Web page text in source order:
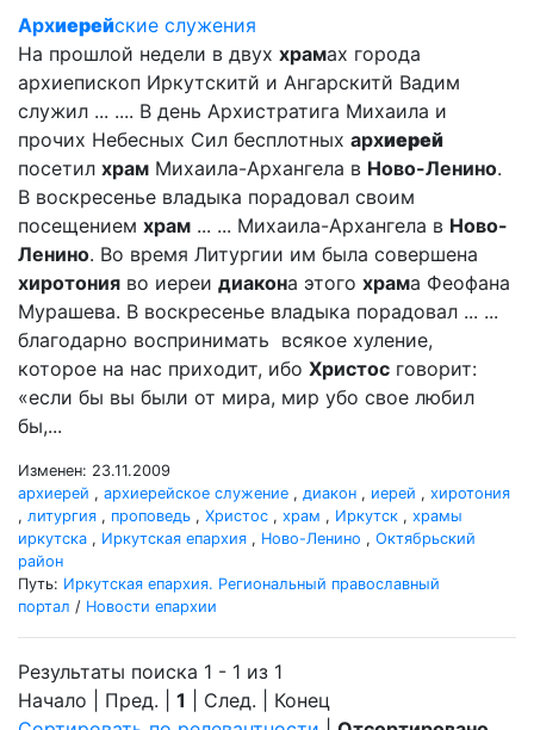
Архиерейские служения
На прошлой недели в двух храмах города
архиепископ Иркутскитй и Ангарскитй Вадим
служил ... .... В день Архистратига Михаила и
прочих Небесных Сил бесплотных архиерей
посетил храм Михаила-Архангела в Ново-Ленино.
В воскресенье владыка порадовал своим
посещением храм ... ... Михаила-Архангела в Ново-
Ленино. Во время Литургии им была совершена
хиротония во иереи диакона этого храма Феофана
Мурашева. В воскресенье владыка порадовал ... ...
благодарно воспринимать всякое хуление,
которое на нас приходит, ибо Христос говорит:
«если бы вы были от мира, мир убо свое любил
бы,...
Изменен: 23.11.2009
архиерей , архиерейское служение , диакон , иерей , хиротония
, литургия , проповедь , Христос , храм , Иркутск , храмы
иркутска , Иркутская епархия , Ново-Ленино , Октябрьский
район
Путь: Иркутская епархия. Региональный православный
портал / Новости епархии
Результаты поиска 1 - 1 из 1
Начало | Пред. | 1 | След. | Конец